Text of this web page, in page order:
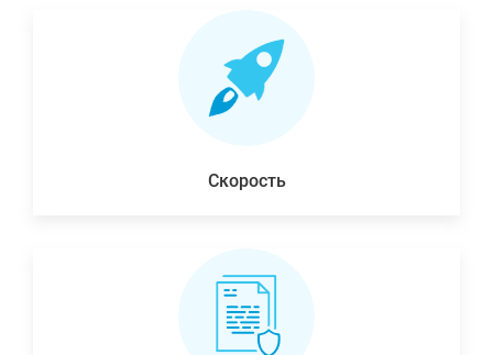
Скорость